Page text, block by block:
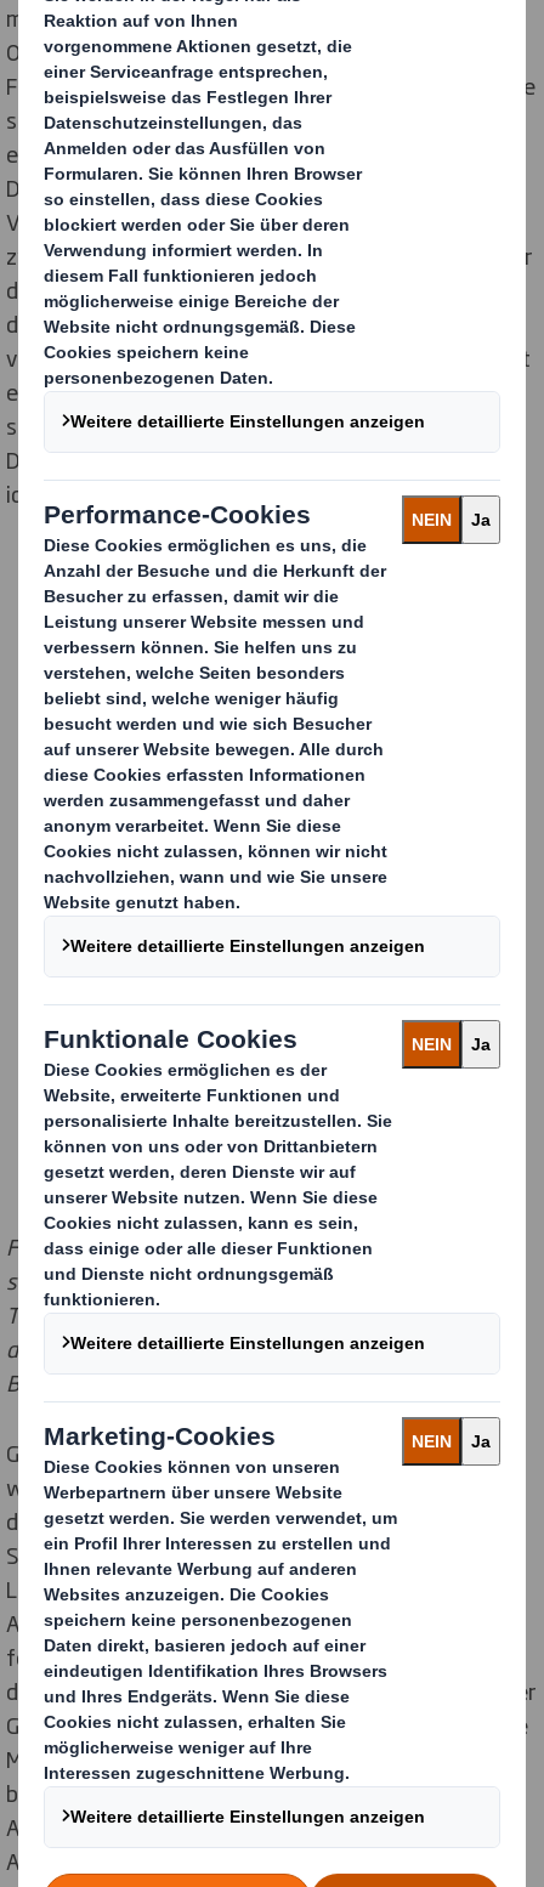
mittlerweile als attraktive Alternative zum Tief- und
Offsetdruck. „Sowohl im Flexovordruck als auch im
Flexodirektdruck lassen sich heutzutage auf Wellpappe
schnell und effizient erstklassige Druckergebnisse
erzielen“, betont Steffen Blankenburg, Leiter der
Druckerei am DS Smith Standort Fulda. Wichtige
Voraussetzung sei eine präzise Zusammenarbeit
zwischen den Vorstufenspezialisten, die alle Daten für
den Druck aufbereiten und die Klischees erstellen, und
den für Druck- und Verpackungsproduktion
verantwortlichen Experten. „Vom Input bis zum Output
erfolgen bei uns sämtliche Prozessschritte in-house“,
so Blankenburg. „Das gewährleistet eine hohe
Druckqualität und damit letztendlich eine
identitätsstarke Umsetzung der Markenbotschaft.“
Für höchste Aufmerksamkeit am Sektregal und
strahlende Absatzzahlen am Point of Sale sorgte die
Transport- und Verkaufsverpackung, die DS Smith für
die limitierte Sternenedition von Henkell realisierte.
Bildquelle: DS Smith
Gedruckt im Flexovordruck im 60er Raster mit fünf
wasserbasierten Farben plus Lackveredelung besticht
die Transport- und Verkaufsverpackung der limitierten
Sonderedition mit hoher Farbbrillanz und intensiver
Leuchtkraft. Glanzlichter setzen wirkungsvolle
Akzente im funkelnden Himmelszelt. Das
fotorealistische Druckbild der edlen Flasche besticht
durch sanfte Verläufe und feine Detailabbildungen. Der
Glamour und unkonventionelle Sektgenuss, für den die
Marke Henkell weltweit steht, findet hier seine
beeindruckende Visualisierung: für höchste
Aufmerksamkeit am Sektregal und strahlende
Absatzzahlen am Point of Sale.